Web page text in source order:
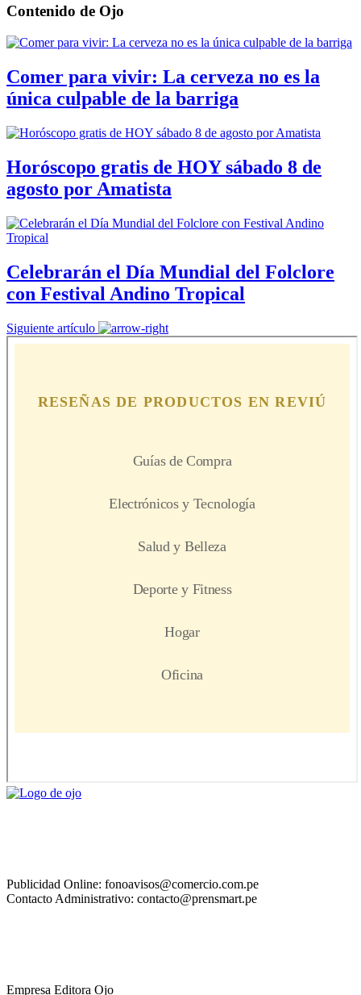
Contenido de Ojo
Comer para vivir: La cerveza no es la
única culpable de la barriga
Horóscopo gratis de HOY sábado 8 de
agosto por Amatista
Celebrarán el Día Mundial del Folclore
con Festival Andino Tropical
Siguiente artículo
Publicidad Online: fonoavisos@comercio.com.pe
Contacto Administrativo: contacto@prensmart.pe
Empresa Editora Ojo